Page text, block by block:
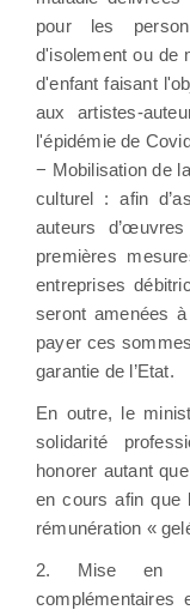
pour les
d'isolement ou de
d'enfant faisant
aux artistes-
l'épidémie de
− Mobilisation de
culturel : afin
auteurs
premières
entreprises
seront amenées
payer ces
garantie de l’Etat.
En outre, le
solidarité
honorer autant
en cours afin que
rémunération «
2. Mise en
complémentaires